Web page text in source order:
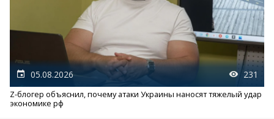
05.08.2026 231
Z-блогер объяснил, почему атаки Украины наносят тяжелый удар
экономике рф